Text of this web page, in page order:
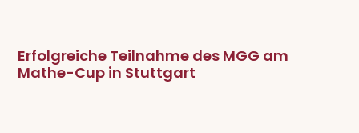
Erfolgreiche Teilnahme des MGG am
Mathe-Cup in Stuttgart